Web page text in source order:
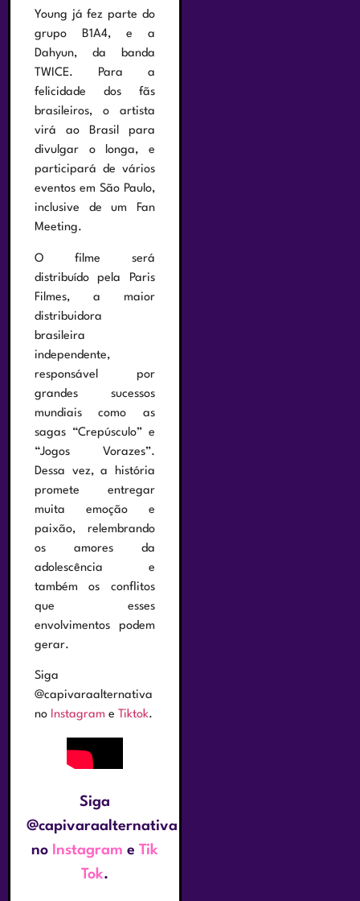
Young já fez parte do
grupo B1A4, e a
Dahyun, da banda
TWICE. Para a
felicidade dos fãs
brasileiros, o artista
virá ao Brasil para
divulgar o longa, e
participará de vários
eventos em São Paulo,
inclusive de um Fan
Meeting.
O filme será
distribuído pela Paris
Filmes, a maior
distribuidora
brasileira
independente,
responsável por
grandes sucessos
mundiais como as
sagas “Crepúsculo” e
“Jogos Vorazes”.
Dessa vez, a história
promete entregar
muita emoção e
paixão, relembrando
os amores da
adolescência e
também os conflitos
que esses
envolvimentos podem
gerar.
Siga
@capivaraalternativa
no Instagram e Tiktok.
Siga
@capivaraalternativa
no Instagram e Tik
Tok.